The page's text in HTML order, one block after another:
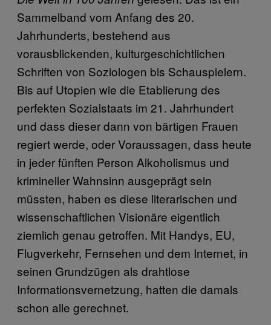
Sammelband vom Anfang des 20.
Jahrhunderts, bestehend aus
vorausblickenden, kulturgeschichtlichen
Schriften von Soziologen bis Schauspielern.
Bis auf Utopien wie die Etablierung des
perfekten Sozialstaats im 21. Jahrhundert
und dass dieser dann von bärtigen Frauen
regiert werde, oder Voraussagen, dass heute
in jeder fünften Person Alkoholismus und
krimineller Wahnsinn ausgeprägt sein
müssten, haben es diese literarischen und
wissenschaftlichen Visionäre eigentlich
ziemlich genau getroffen. Mit Handys, EU,
Flugverkehr, Fernsehen und dem Internet, in
seinen Grundzügen als drahtlose
Informationsvernetzung, hatten die damals
schon alle gerechnet.